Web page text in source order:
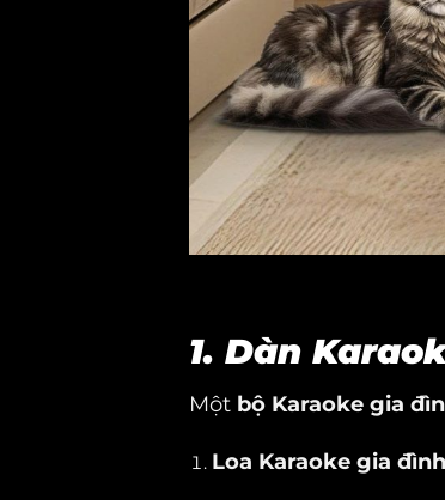
1. Dàn
Một bộ Karaoke gia
Loa Karaoke gia đình